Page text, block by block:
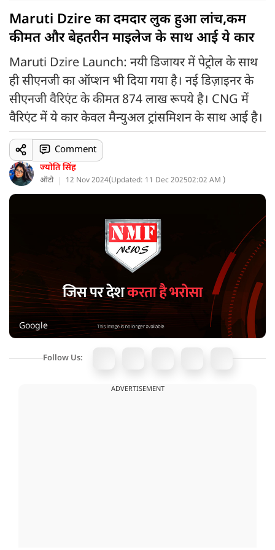
Maruti Dzire का दमदार लुक हुआ लांच,कम
कीमत और बेहतरीन माइलेज के साथ आई ये कार
Maruti Dzire Launch: नयी डिजायर में पेट्रोल के साथ
ही सीएनजी का ऑप्शन भी दिया गया है। नई डिज़ाइनर के
सीएनजी वैरिएंट के कीमत 874 लाख रूपये है। CNG में
वैरिएंट में ये कार केवल मैन्युअल ट्रांसमिशन के साथ आई है।
ज्योति सिंह
ऑटो 12 Nov 2024(Updated: 11 Dec 202502:02 AM )
Comment
Google
Follow Us:
ADVERTISEMENT